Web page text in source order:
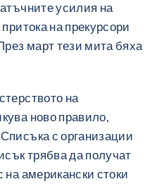
усилия на
на прекурсори
март тези мита бяха
на
ново правило,
с организации
трябва да получат
американски стоки